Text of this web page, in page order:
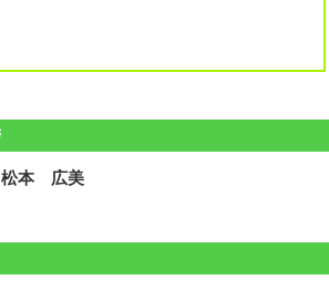
松本 広美